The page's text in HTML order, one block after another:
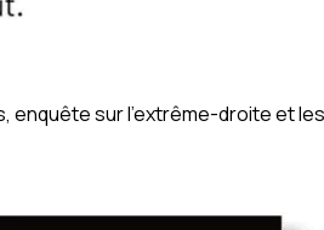
sur l’extrême-droite et les